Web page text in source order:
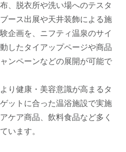
、脱衣所や洗い場へのテスタ
ース出展や天井装飾による施
企画を、ニフティ温泉のサイ
したタイアップページや商品
ンペーンなどの展開が可能で
り健康・美容意識が高まるタ
ットに合った温浴施設で実施
ケア商品、飲料食品など多く
います。